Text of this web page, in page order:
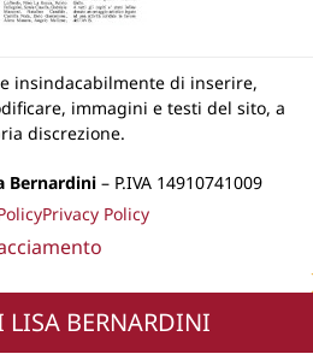
insindacabilmente di inserire,
immagini e testi del sito, a
discrezione.
Bernardini– P.IVA 14910741009
Privacy Policy
BERNARDINI